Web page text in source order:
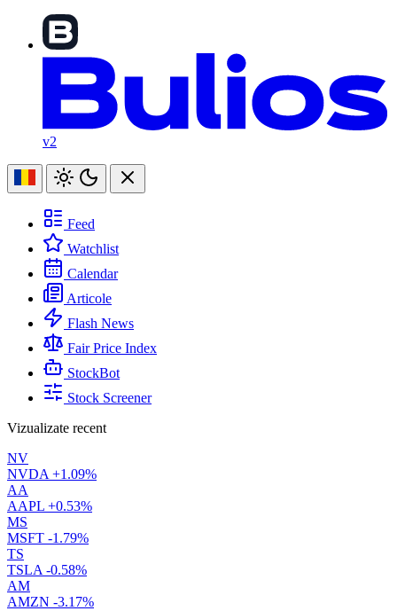
v2
Feed
Watchlist
Calendar
Articole
Flash News
Fair Price Index
StockBot
Stock Screener
Vizualizate recent
NV
NVDA +1.09%
AA
AAPL +0.53%
MS
MSFT -1.79%
TS
TSLA -0.58%
AM
AMZN -3.17%